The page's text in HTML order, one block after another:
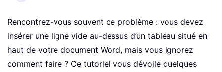
Rencontrez-vous souvent ce problème : vous devez
insérer une ligne vide au-dessus d’un tableau situé en
haut de votre document Word, mais vous ignorez
comment faire ? Ce tutoriel vous dévoile quelques